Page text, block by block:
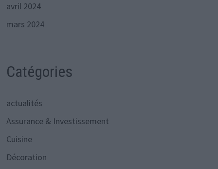
avril 2024
mars 2024
Catégories
actualités
Assurance & Investissement
Cuisine
Décoration